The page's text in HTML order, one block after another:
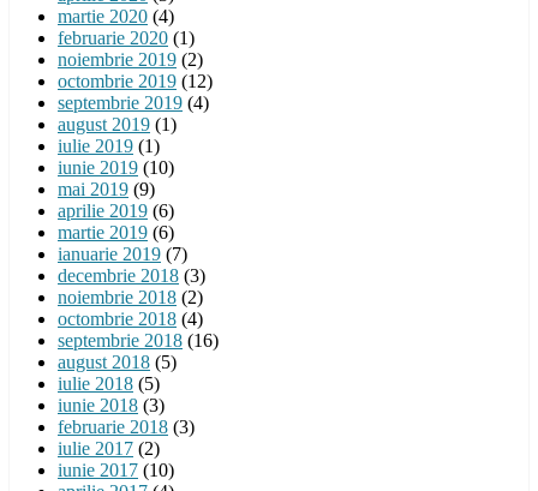
martie 2020 (4)
februarie 2020 (1)
noiembrie 2019 (2)
octombrie 2019 (12)
septembrie 2019 (4)
august 2019 (1)
iulie 2019 (1)
iunie 2019 (10)
mai 2019 (9)
aprilie 2019 (6)
martie 2019 (6)
ianuarie 2019 (7)
decembrie 2018 (3)
noiembrie 2018 (2)
octombrie 2018 (4)
septembrie 2018 (16)
august 2018 (5)
iulie 2018 (5)
iunie 2018 (3)
februarie 2018 (3)
iulie 2017 (2)
iunie 2017 (10)